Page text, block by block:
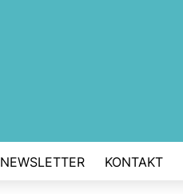
NEWSLETTER KONTAKT